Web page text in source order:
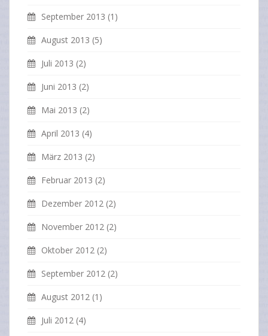
September 2013 (1)
August 2013 (5)
Juli 2013 (2)
Juni 2013 (2)
Mai 2013 (2)
April 2013 (4)
März 2013 (2)
Februar 2013 (2)
Dezember 2012 (2)
November 2012 (2)
Oktober 2012 (2)
September 2012 (2)
August 2012 (1)
Juli 2012 (4)